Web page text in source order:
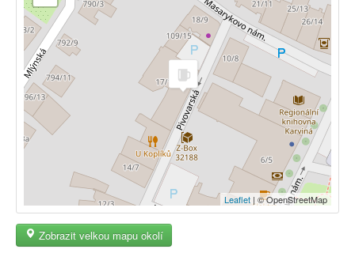
Leaflet | © OpenStreetMap
Zobrazit velkou mapu okolí